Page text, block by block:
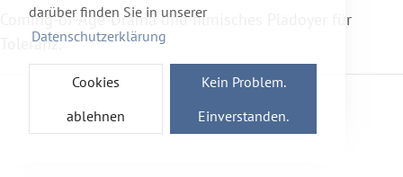
darüber finden Sie in unserer
Datenschutzerklärung
Cookies
ablehnen
Kein Problem.
Einverstanden.
Coming-of-Age-Drama und filmisches Plädoyer für
Toleranz.